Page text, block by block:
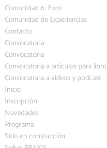
Comunidad 6: Foro
Comunidad de Experiencias
Contacto
Convocatoria
Convocatoria
Convocatoria a artículos para libro
Convocatoria a videos y podcast
Inicio
Inscripción
Novedades
Programa
Sitio en constucción